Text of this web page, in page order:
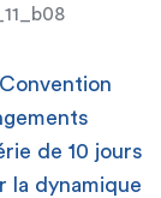
de 10 jours
la dynamique